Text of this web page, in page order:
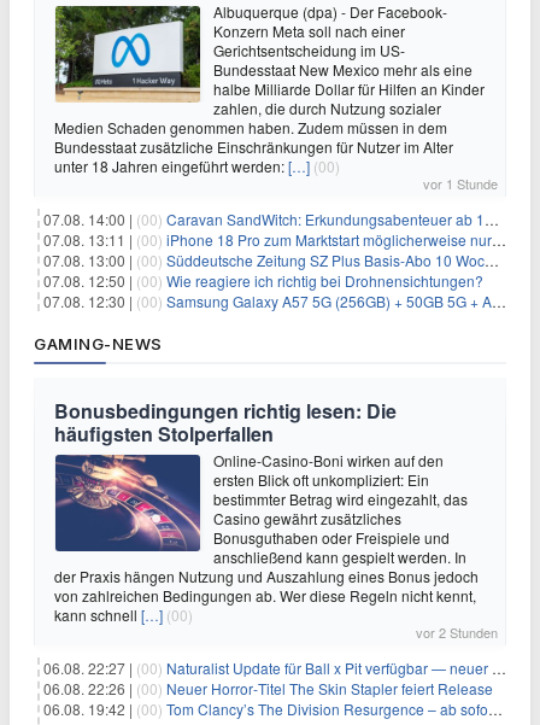
Albuquerque (dpa) - Der Facebook-
Konzern Meta soll nach einer
Gerichtsentscheidung im US-
Bundesstaat New Mexico mehr als eine
halbe Milliarde Dollar für Hilfen an Kinder
zahlen, die durch Nutzung sozialer
Medien Schaden genommen haben. Zudem müssen in dem
Bundesstaat zusätzliche Einschränkungen für Nutzer im Alter
unter 18 Jahren eingeführt werden:[…] (00)
vor 1 Stunde
07.08. 14:00 | (00) Caravan SandWitch: Erkundungsabenteuer ab 13.08. gratis im Epic Games Store
07.08. 13:11 | (00) iPhone 18 Pro zum Marktstart möglicherweise nur begrenzt verfügbar
07.08. 13:00 | (00) Süddeutsche Zeitung SZ Plus Basis-Abo 10 Wochen für 10€
07.08. 12:50 | (00) Wie reagiere ich richtig bei Drohnensichtungen?
07.08. 12:30 | (00) Samsung Galaxy A57 5G (256GB) + 50GB 5G + Alles-Flat im Vodafone-Netz für 19,99€/Monat – eff. 2,36€/Monat
GAMING-NEWS
Bonusbedingungen richtig lesen: Die
häufigsten Stolperfallen
Online-Casino-Boni wirken auf den
ersten Blick oft unkompliziert: Ein
bestimmter Betrag wird eingezahlt, das
Casino gewährt zusätzliches
Bonusguthaben oder Freispiele und
anschließend kann gespielt werden. In
der Praxis hängen Nutzung und Auszahlung eines Bonus jedoch
von zahlreichen Bedingungen ab. Wer diese Regeln nicht kennt,
kann schnell […] (00)
vor 2 Stunden
06.08. 22:27 | (00) Naturalist Update für Ball x Pit verfügbar — neuer Content auf allen Plattformen
06.08. 22:26 | (00) Neuer Horror‑Titel The Skin Stapler feiert Release
06.08. 19:42 | (00) Tom Clancy’s The Division Resurgence – ab sofort für euch verfügbar